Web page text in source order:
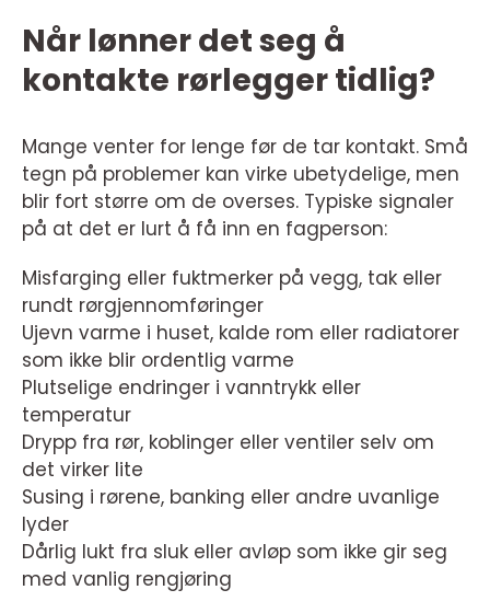
Når lønner det seg å
kontakte rørlegger tidlig?
Mange venter for lenge før de tar kontakt. Små
tegn på problemer kan virke ubetydelige, men
blir fort større om de overses. Typiske signaler
på at det er lurt å få inn en fagperson:
Misfarging eller fuktmerker på vegg, tak eller
rundt rørgjennomføringer
Ujevn varme i huset, kalde rom eller radiatorer
som ikke blir ordentlig varme
Plutselige endringer i vanntrykk eller
temperatur
Drypp fra rør, koblinger eller ventiler selv om
det virker lite
Susing i rørene, banking eller andre uvanlige
lyder
Dårlig lukt fra sluk eller avløp som ikke gir seg
med vanlig rengjøring